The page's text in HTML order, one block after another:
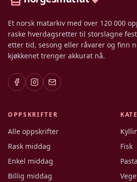
Et norsk matarkiv med over 120 000
raske hverdagsretter til storslagne
etter tid, sesong eller råvarer og finn
kjøkkenet trenger akkurat nå.
OPPSKRIFTER
Alle oppskrifter
Rask middag
Enkel middag
Billig middag
Fisk
Pasta